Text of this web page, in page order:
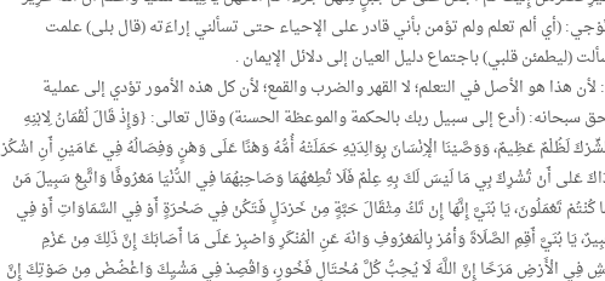
. قال القِنَّوْجي: (أي ألم تعلم ولم تؤمن بأني قادر على الإحياء حتى تسألني إراءَته (قال بلى) علمت
(ليطمئن قلبي) باجتماع دليل العيان إلى دلائل الإيمان .
هذا هو الأصل في التعلم؛ لا القهر والضرب والقمع؛ لأن كل هذه الأمور تؤدي إلى عملية
سبحانه: (أدع إلى سبيل ربك بالحكمة والموعظة الحسنة) وقال تعالى: {وَإِذْ قَالَ لُقْمَانُ لِابْنِهِ
لَظُلْمٌ عَظِيمٌ، وَوَصَّيْنَا الْإِنْسَانَ بِوَالِدَيْهِ حَمَلَتْهُ أُمُّهُ وَهْنًا عَلَى وَهْنٍ وَفِصَالُهُ فِي عَامَيْنِ أَنِ اشْكُرْ
عَلى أَنْ تُشْرِكَ بِي مَا لَيْسَ لَكَ بِهِ عِلْمٌ فَلَا تُطِعْهُمَا وَصَاحِبْهُمَا فِي الدُّنْيَا مَعْرُوفًا وَاتَّبِعْ سَبِيلَ مَنْ
كُنْتُمْ تَعْمَلُونَ، يَا بُنَيَّ إِنَّهَا إِنْ تَكُ مِثْقَالَ حَبَّةٍ مِنْ خَرْدَلٍ فَتَكُنْ فِي صَخْرَةٍ أَوْ فِي السَّمَاوَاتِ أَوْ فِي
يَا بُنَيَّ أَقِمِ الصَّلَاةَ وَأْمُرْ بِالْمَعْرُوفِ وَانْهَ عَنِ الْمُنْكَرِ وَاصْبِرْ عَلَى مَا أَصَابَكَ إِنَّ ذَلِكَ مِنْ عَزْمِ
تَمْشِ فِي الْأَرْضِ مَرَحًا إِنَّ اللَّهَ لَا يُحِبُّ كُلَّ مُخْتَالٍ فَخُورٍ، وَاقْصِدْ فِي مَشْيِكَ وَاغْضُضْ مِنْ صَوْتِكَ إِنَّ